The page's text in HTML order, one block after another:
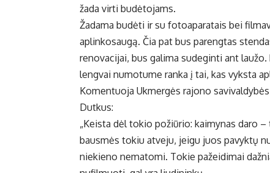
žada virti budėtojams.
Žadama budėti ir su fotoaparatais bei
aplinkosaugą. Čia pat bus parengtas
renovacijai, bus galima sudeginti ant
lengvai numotume ranka į tai, kas vyksta
Komentuoja Ukmergės rajono
Dutkus:
„Keista dėl tokio požiūrio: kaimynas daro
bausmės tokiu atveju, jeigu juos pavyktų
niekieno nematomi. Tokie pažeidimai